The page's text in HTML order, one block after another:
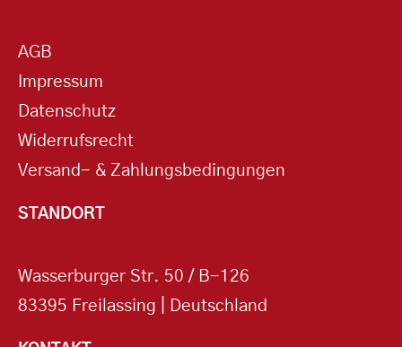
AGB
Impressum
Datenschutz
Widerrufsrecht
Versand- & Zahlungsbedingungen
STANDORT
Wasserburger Str. 50 / B-126
83395 Freilassing | Deutschland